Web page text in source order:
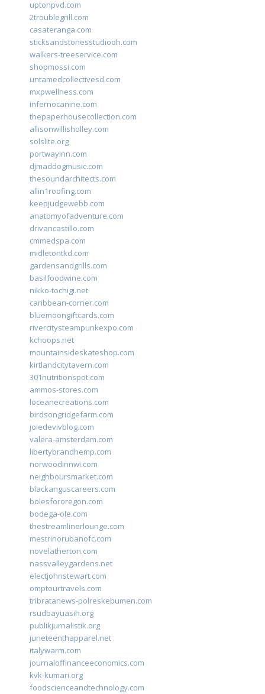
uptonpvd.com
2troublegrill.com
casateranga.com
sticksandstonesstudiooh.com
walkers-treeservice.com
shopmossi.com
untamedcollectivesd.com
mxpwellness.com
infernocanine.com
thepaperhousecollection.com
allisonwillisholley.com
solslite.org
portwayinn.com
djmaddogmusic.com
thesoundarchitects.com
allin1roofing.com
keepjudgewebb.com
anatomyofadventure.com
drivancastillo.com
cmmedspa.com
midletontkd.com
gardensandgrills.com
basilfoodwine.com
nikko-tochigi.net
caribbean-corner.com
bluemoongiftcards.com
rivercitysteampunkexpo.com
kchoops.net
mountainsideskateshop.com
kirtlandcitytavern.com
301nutritionspot.com
ammos-stores.com
loceanecreations.com
birdsongridgefarm.com
joiedevivblog.com
valera-amsterdam.com
libertybrandhemp.com
norwoodinnwi.com
neighboursmarket.com
blackanguscareers.com
bolesfororegon.com
bodega-ole.com
thestreamlinerlounge.com
mestrinorubanofc.com
novelatherton.com
nassvalleygardens.net
electjohnstewart.com
omptourtravels.com
tribratanews-polreskebumen.com
rsudbayuasih.org
publikjurnalistik.org
juneteenthapparel.net
italywarm.com
journaloffinanceeconomics.com
kvk-kumari.org
foodscienceandtechnology.com